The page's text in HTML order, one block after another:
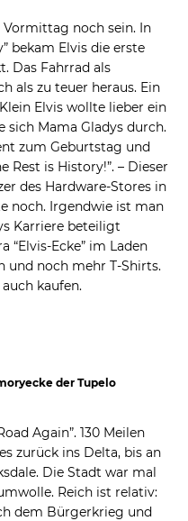
noch sein. In
bekam Elvis die erste
Das Fahrrad als
als zu teuer heraus. Ein
Elvis wollte lieber ein
sich Mama Gladys durch.
zum Geburtstag und
Rest is History!”. – Dieser
des Hardware-Stores in
noch. Irgendwie ist man
Karriere beteiligt
“Elvis-Ecke” im Laden
und noch mehr T-Shirts.
kaufen.
der Tupelo
Again”. 130 Meilen
zurück ins Delta, bis an
Die Stadt war mal
Reich ist relativ:
dem Bürgerkrieg und